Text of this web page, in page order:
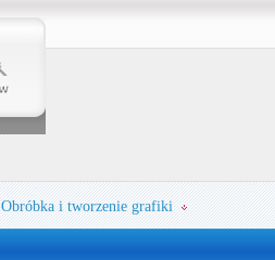
Obróbka i tworzenie grafiki